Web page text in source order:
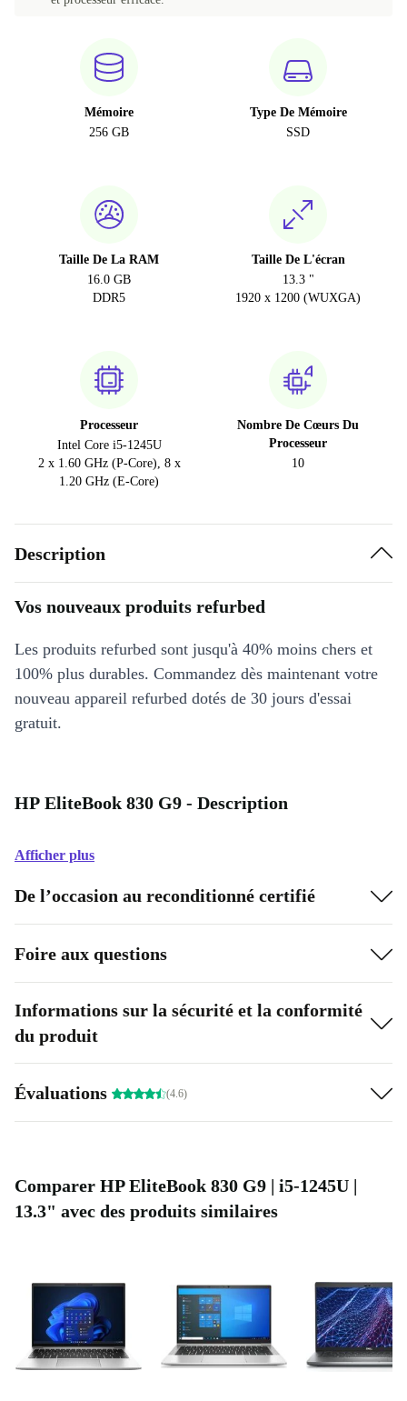
Mémoire
256 GB
Type De Mémoire
SSD
Taille De La RAM
16.0 GB
DDR5
Taille De L'écran
13.3 "
1920 x 1200 (WUXGA)
Processeur
Intel Core i5-1245U
2 x 1.60 GHz (P-Core), 8 x
1.20 GHz (E-Core)
Nombre De Cœurs Du
Processeur
10
Description
Vos nouveaux produits refurbed
Les produits refurbed sont jusqu'à 40% moins chers et
100% plus durables. Commandez dès maintenant votre
nouveau appareil refurbed dotés de 30 jours d'essai
gratuit.
HP EliteBook 830 G9 - Description
Afficher plus
De l’occasion au reconditionné certifié
Foire aux questions
Informations sur la sécurité et la conformité
du produit
Évaluations (4.6)
Comparer HP EliteBook 830 G9 | i5-1245U |
13.3" avec des produits similaires